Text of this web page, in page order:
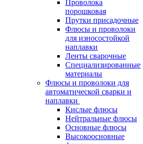
Проволока
порошковая
Прутки присадочные
Флюсы и проволоки
для износостойкой
наплавки
Ленты сварочные
Специализированные
материалы
Флюсы и проволоки для
автоматической сварки и
наплавки
Кислые флюсы
Нейтральные флюсы
Основные флюсы
Высокоосновные